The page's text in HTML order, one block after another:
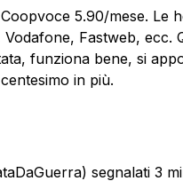
Coopvoce 5.90/mese. Le
Fastweb, ecc.
funziona bene, si
in più.
segnalati 3